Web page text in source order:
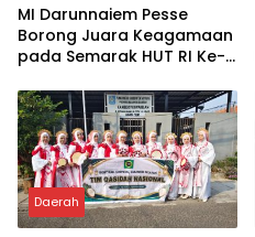
MI Darunnaiem Pesse
Borong Juara Keagamaan
pada Semarak HUT RI Ke-
Daerah